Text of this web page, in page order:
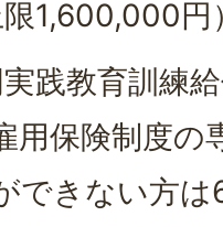
限1,600,000円
実践教育訓練
用保険制度の
できない方